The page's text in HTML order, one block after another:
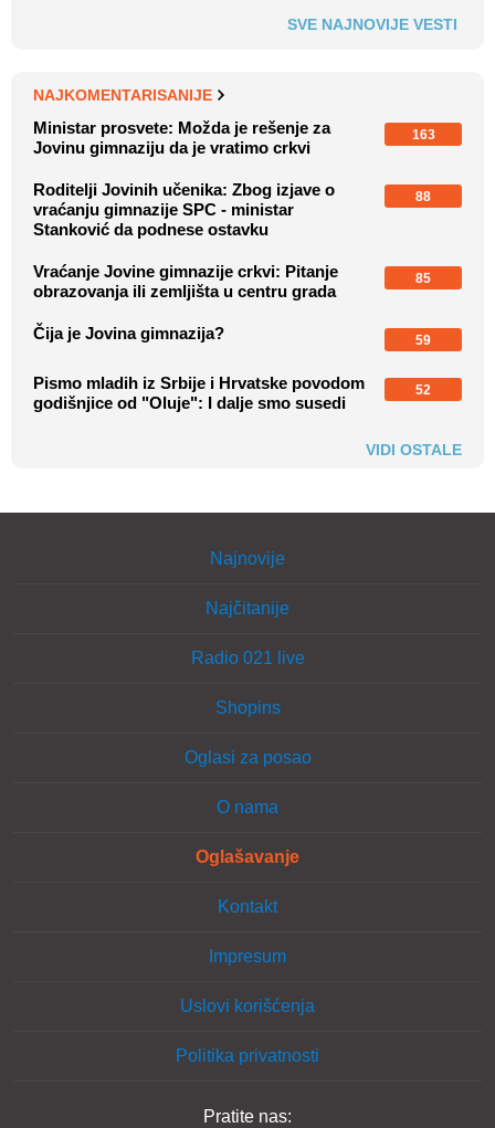
SVE NAJNOVIJE VESTI
NAJKOMENTARISANIJE
Ministar prosvete: Možda je rešenje za
Jovinu gimnaziju da je vratimo crkvi
163
Roditelji Jovinih učenika: Zbog izjave o
vraćanju gimnazije SPC - ministar
Stanković da podnese ostavku
88
Vraćanje Jovine gimnazije crkvi: Pitanje
obrazovanja ili zemljišta u centru grada
85
Čija je Jovina gimnazija? 59
Pismo mladih iz Srbije i Hrvatske povodom
godišnjice od "Oluje": I dalje smo susedi
52
VIDI OSTALE
Najnovije
Najčitanije
Radio 021 live
Shopins
Oglasi za posao
O nama
Oglašavanje
Kontakt
Impresum
Uslovi korišćenja
Politika privatnosti
Pratite nas: